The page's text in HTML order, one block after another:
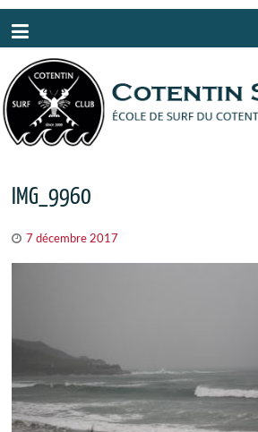
IMG_9960
7 décembre 2017
Panneau de gestion des cookies